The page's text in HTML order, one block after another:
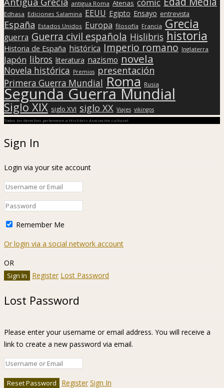
antigua Roma Atenas
Edhasa Ediciones Salamina EEUU Egipto Ensayo entrevista
España Estados Unidos Europa filosofía Francia Grecia
guerra Guerra civil española Hislibris historia
Historia de España histórica Imperio romano Inglaterra
Japón libros literatura nazismo novela
Novela histórica Premios presentación
Primera Guerra Mundial Roma Rusia
Segunda Guerra Mundial
Siglo XIX siglo XVI siglo XX Viajes vikingos
Todos los derechos pertenecen a Hislibris Asociación cultural
Sign In
Login via your site account
Remember Me
Or login via a social network account
OR
Register Lost Password
Lost Password
Please enter your username or email address. You will receive a
link to create a new password via email.
Register Sign In